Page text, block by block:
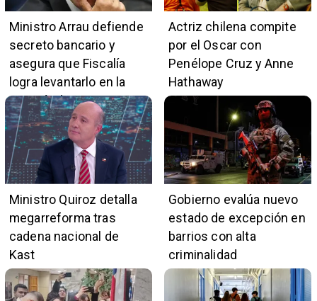
Ministro Arrau defiende
secreto bancario y
asegura que Fiscalía
logra levantarlo en la
mayoría de casos
Actriz chilena compite
por el Oscar con
Penélope Cruz y Anne
Hathaway
Ministro Quiroz detalla
megarreforma tras
cadena nacional de
Kast
Gobierno evalúa nuevo
estado de excepción en
barrios con alta
criminalidad